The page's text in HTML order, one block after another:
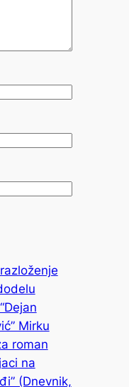
Mirku
roman
na
(Dnevnik,